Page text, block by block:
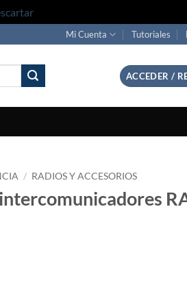
Mi Cuenta Tutoriales
ACCEDER /
/ RADIOS Y ACCESORIOS